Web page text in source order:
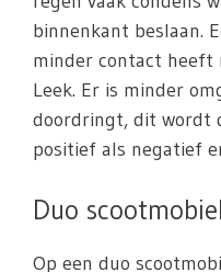
binnenkant beslaan.
minder contact heeft
Leek. Er is minder
doordringt, dit wordt
positief als negatief
Duo scootmobiel
Op een duo